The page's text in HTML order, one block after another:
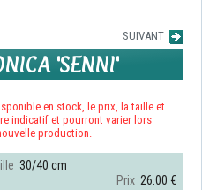
SUIVANT
'SENNI'
en stock, le prix, la taille et
indicatif et pourront varier lors
production.
30/40 cm
Prix 26.00 €